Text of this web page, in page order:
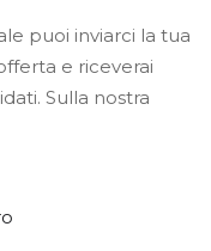
puoi inviarci la tua
e riceverai
Sulla nostra